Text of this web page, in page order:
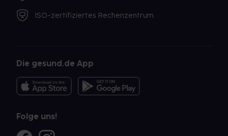
ISO-zertifiziertes Rechenzentrum
Die gesund.de App
Folge uns!